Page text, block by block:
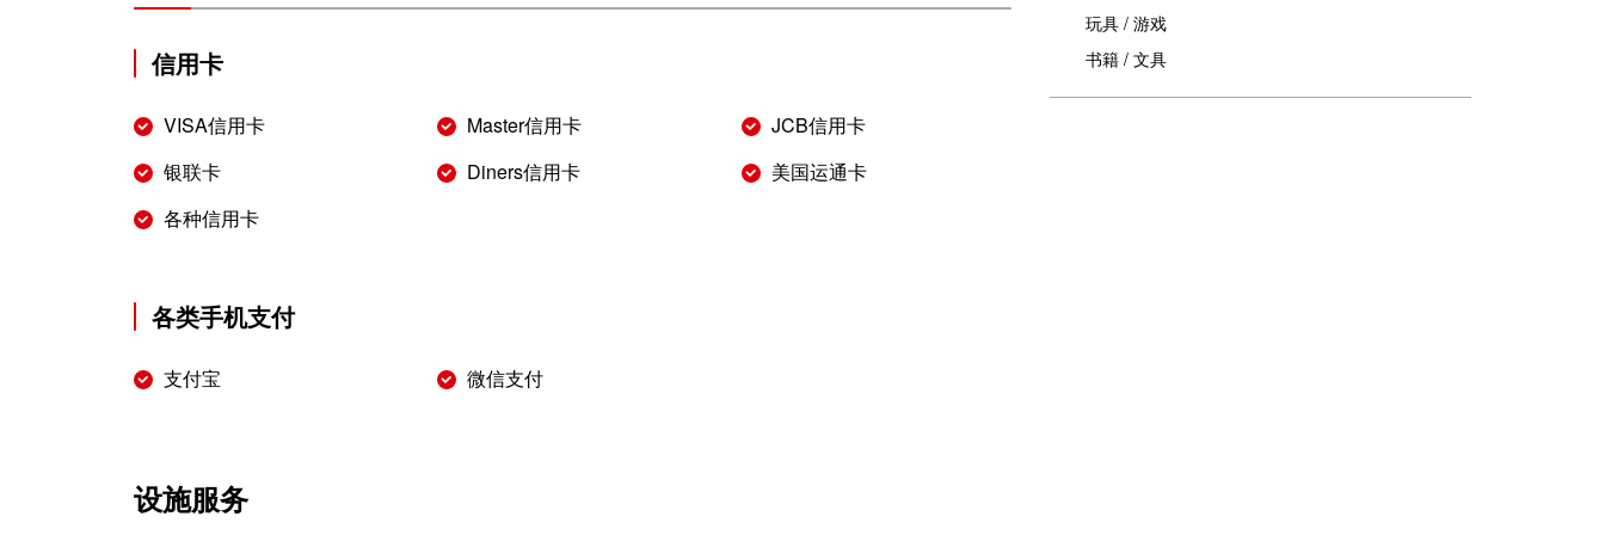
玩具 / 游戏
书籍 / 文具
信用卡
VISA信用卡 Master信用卡
JCB信用卡
银联卡
Diners信用卡
美国运通卡
各种信用卡
各类手机支付
支付宝 微信支付
设施服务